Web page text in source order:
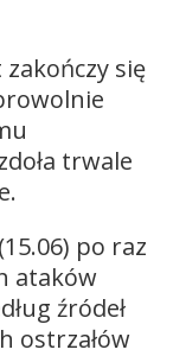
się
trwale
po raz
ataków
źródeł
ostrzałów